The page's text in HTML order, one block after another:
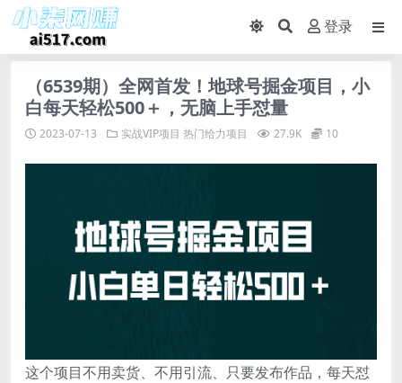
登录
（6539期）全网首发！地球号掘金项目，小
白每天轻松500＋，无脑上手怼量
2023-07-13 实战VIP项目 热门给力项目 27.9K 10
这个项目不用卖货、不用引流、只要发布作品，每天怼